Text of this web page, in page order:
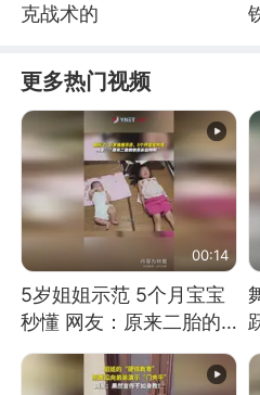
克战术的
更多热门视频
00:14
5岁姐姐示范 5个月宝宝
秒懂 网友：原来二胎的
快乐长这样